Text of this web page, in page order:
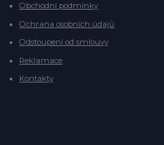
Obchodní podmínky
Ochrana osobních údajů
Odstoupení od smlouvy
Reklamace
Kontakty